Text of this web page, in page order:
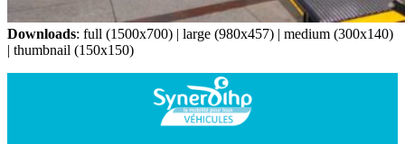
Downloads: full (1500x700) | large (980x457) | medium (300x140)
| thumbnail (150x150)